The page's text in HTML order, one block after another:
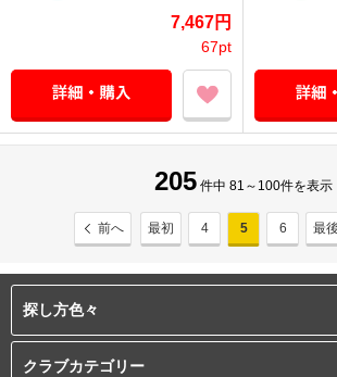
7,467円
67pt
205 件中 81～100件を表示
前へ 最初 4 5 6 最後
探し方色々
クラブカテゴリー